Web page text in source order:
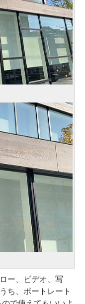
ー、ビデオ、写
ち、ポートレート